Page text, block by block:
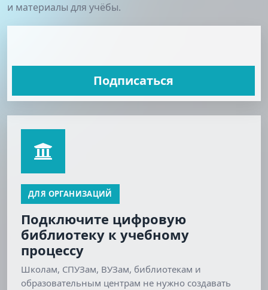
и материалы для учёбы.
Подписаться
ДЛЯ ОРГАНИЗАЦИЙ
Подключите цифровую
библиотеку к учебному
процессу
Школам, СПУЗам, ВУЗам, библиотекам и
образовательным центрам не нужно создавать